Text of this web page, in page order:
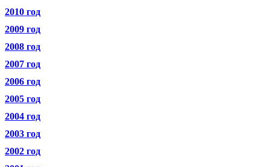
2010 год
2009 год
2008 год
2007 год
2006 год
2005 год
2004 год
2003 год
2002 год